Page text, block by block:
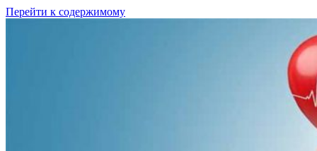
Перейти к содержимому